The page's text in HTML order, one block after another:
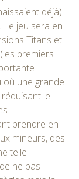
déjà)
Le jeu sera en
Titans et
premiers
une grande
le
prendre en
mineurs, des
telle
ne pas